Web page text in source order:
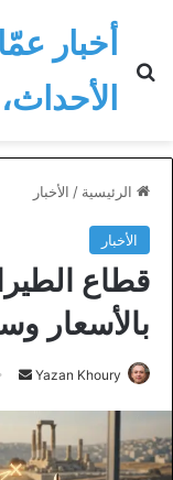
أخبار
الرئيسية / الأخبار
الأخبار
قطاع
بالأسعار
Yazan Khoury